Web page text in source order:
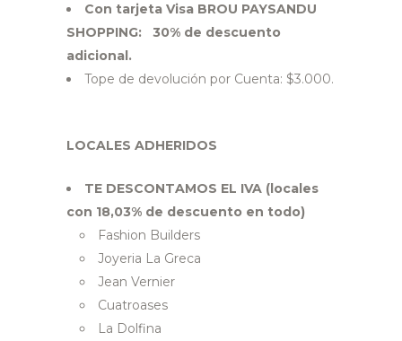
Con tarjeta Visa BROU PAYSANDU
SHOPPING: 30% de descuento
adicional.
Tope de devolución por Cuenta: $3.000.
LOCALES ADHERIDOS
TE DESCONTAMOS EL IVA (locales
con 18,03% de descuento en todo)
Fashion Builders
Joyeria La Greca
Jean Vernier
Cuatroases
La Dolfina